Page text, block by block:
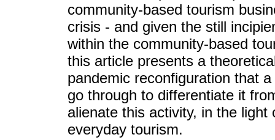
community-based tourism
crisis - and given the still
within the community-based
this article presents a
pandemic reconfiguration that
go through to differentiate it
alienate this activity, in the
everyday tourism.